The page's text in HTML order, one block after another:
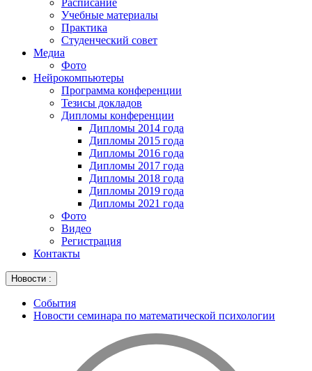
Учебные материалы
Практика
Студенческий совет
Медиа
Фото
Нейрокомпьютеры
Программа конференции
Тезисы докладов
Дипломы конференции
Дипломы 2014 года
Дипломы 2015 года
Дипломы 2016 года
Дипломы 2017 года
Дипломы 2018 года
Дипломы 2019 года
Дипломы 2021 года
Фото
Видео
Регистрация
Контакты
Новости :
События
Новости семинара по математической психологии